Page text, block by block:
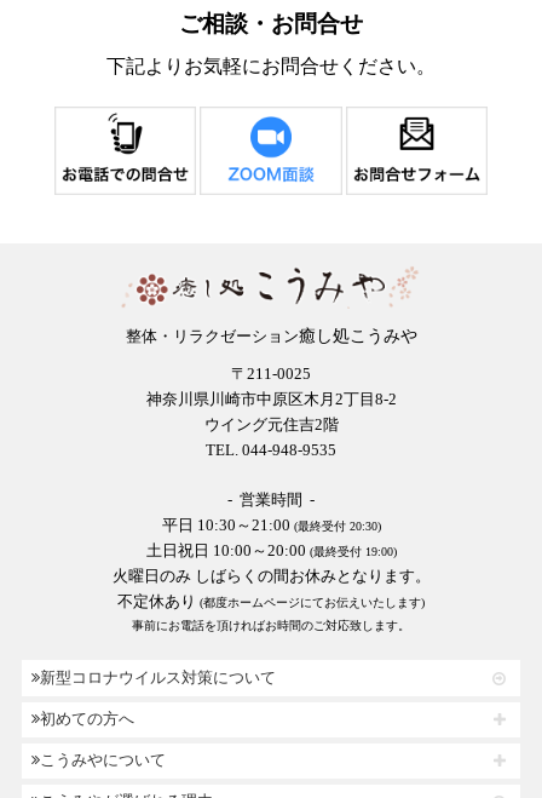
ご相談・お問合せ
下記よりお気軽にお問合せください。
整体・リラクゼーション癒し処こうみや
〒211-0025
神奈川県川崎市中原区木月2丁目8-2
ウイング元住吉2階
TEL. 044-948-9535
- 営業時間 -
平日 10:30～21:00 (最終受付 20:30)
土日祝日 10:00～20:00 (最終受付 19:00)
火曜日のみ しばらくの間お休みとなります。
不定休あり (都度ホームページにてお伝えいたします)
事前にお電話を頂ければお時間のご対応致します。
新型コロナウイルス対策について
初めての方へ
こうみやについて